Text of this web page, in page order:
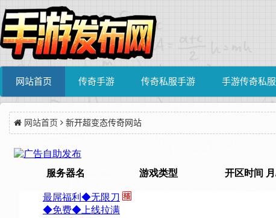
网站首页 传奇手游 传奇私服手游 手游传奇私服
网站首页 新开超变态传奇网站